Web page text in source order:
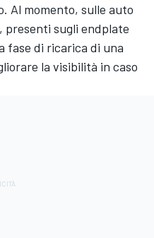
Al momento, sulle auto
presenti sugli endplate
fase di ricarica di una
la visibilità in caso